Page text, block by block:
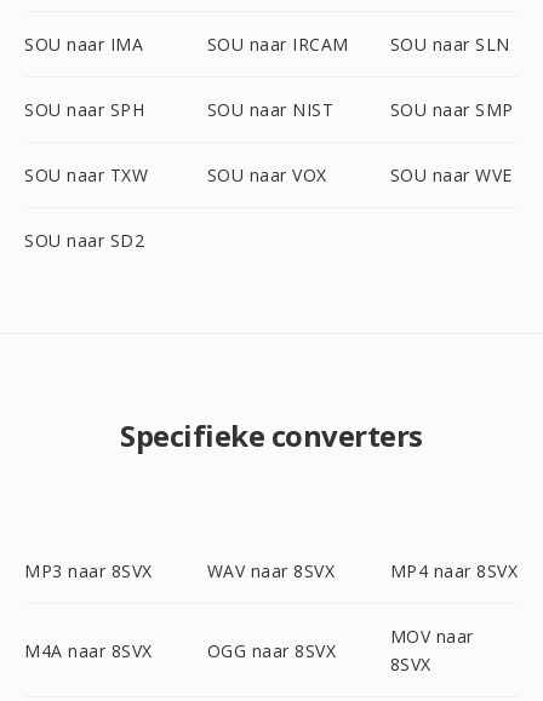
SOU naar IMA SOU naar IRCAM SOU naar SLN
SOU naar SPH SOU naar NIST SOU naar SMP
SOU naar TXW SOU naar VOX SOU naar WVE
SOU naar SD2
Specifieke converters
MP3 naar 8SVX WAV naar 8SVX MP4 naar 8SVX
M4A naar 8SVX OGG naar 8SVX
MOV naar
8SVX